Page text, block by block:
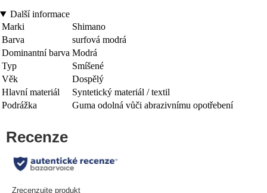
Další informace
Marki
Shimano
Barva
surfová modrá
Dominantní barva Modrá
Typ
Smíšené
Věk
Dospělý
Hlavní materiál
Syntetický materiál / textil
Podrážka
Guma odolná vůči abrazivnímu opotřebení